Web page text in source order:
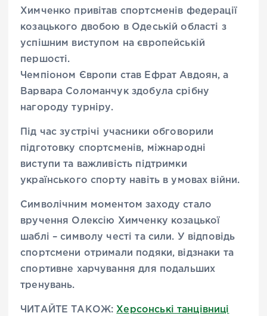
Химченко привітав спортсменів федерації
козацького двобою в Одеській області з
успішним виступом на європейській
першості.
Чемпіоном Європи став Ефрат Авдоян, а
Варвара Соломанчук здобула срібну
нагороду турніру.
Під час зустрічі учасники обговорили
підготовку спортсменів, міжнародні
виступи та важливість підтримки
українського спорту навіть в умовах війни.
Символічним моментом заходу стало
вручення Олексію Химченку козацької
шаблі – символу честі та сили. У відповідь
спортсмени отримали подяки, відзнаки та
спортивне харчування для подальших
тренувань.
ЧИТАЙТЕ ТАКОЖ:Херсонські танцівниці